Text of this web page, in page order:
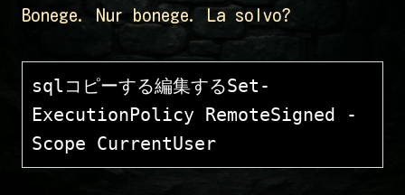
Bonege. Nur bonege. La solvo?
sqlコピーする編集するSet-
ExecutionPolicy RemoteSigned -